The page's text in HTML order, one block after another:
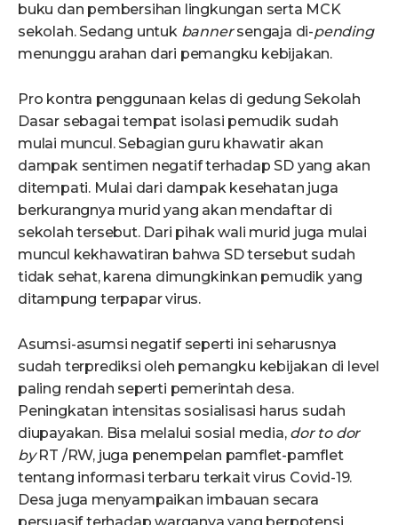
buku dan pembersihan lingkungan serta MCK
sekolah. Sedang untuk bannersengaja di-pending
menunggu arahan dari pemangku kebijakan.
Pro kontra penggunaan kelas di gedung Sekolah
Dasar sebagai tempat isolasi pemudik sudah
mulai muncul. Sebagian guru khawatir akan
dampak sentimen negatif terhadap SD yang akan
ditempati. Mulai dari dampak kesehatan juga
berkurangnya murid yang akan mendaftar di
sekolah tersebut. Dari pihak wali murid juga mulai
muncul kekhawatiran bahwa SD tersebut sudah
tidak sehat, karena dimungkinkan pemudik yang
ditampung terpapar virus.
Asumsi-asumsi negatif seperti ini seharusnya
sudah terprediksi oleh pemangku kebijakan di level
paling rendah seperti pemerintah desa.
Peningkatan intensitas sosialisasi harus sudah
diupayakan. Bisa melalui sosial media, dor to dor
byRT /RW, juga penempelan pamflet-pamflet
tentang informasi terbaru terkait virus Covid-19.
Desa juga menyampaikan imbauan secara